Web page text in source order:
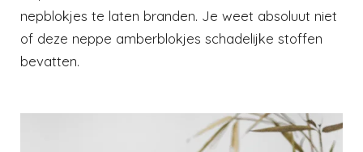
nepblokjes te laten branden. Je weet absoluut niet
of deze neppe amberblokjes schadelijke stoffen
bevatten.